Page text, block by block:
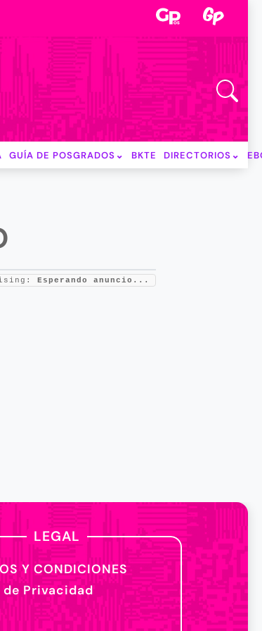
GUÍA DE POSGRADOS BKTE DIRECTORIOS
Esperando anuncio...
LEGAL
Y CONDICIONES
Privacidad